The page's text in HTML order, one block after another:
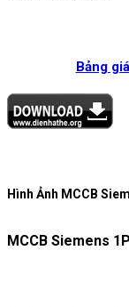
Bảng
Hình Ảnh MCCB
MCCB Siemens